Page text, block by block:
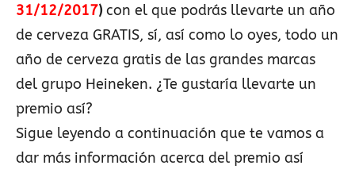
31/12/2017) con el que podrás llevarte un año
de cerveza GRATIS, sí, así como lo oyes, todo un
año de cerveza gratis de las grandes marcas
del grupo Heineken. ¿Te gustaría llevarte un
premio así?
Sigue leyendo a continuación que te vamos a
dar más información acerca del premio así